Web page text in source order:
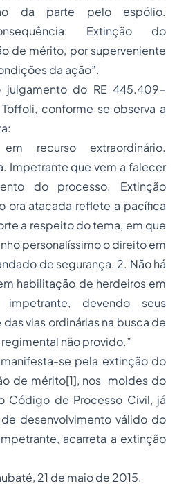
da parte pelo espólio.
Extinção do
de mérito, por superveniente
da ação”.
julgamento do RE 445.409-
conforme se observa a
recurso extraordinário.
Impetrante que vem a falecer
do processo. Extinção
ora atacada reflete a pacífica
a respeito do tema, em que
personalíssimo o direito em
de segurança. 2. Não há
habilitação de herdeiros em
devendo seus
vias ordinárias na busca de
regimental não provido.”
se pela extinção do
de mérito[1], nos moldes do
Código de Processo Civil, já
desenvolvimento válido do
acarreta a extinção
maio de 2015.